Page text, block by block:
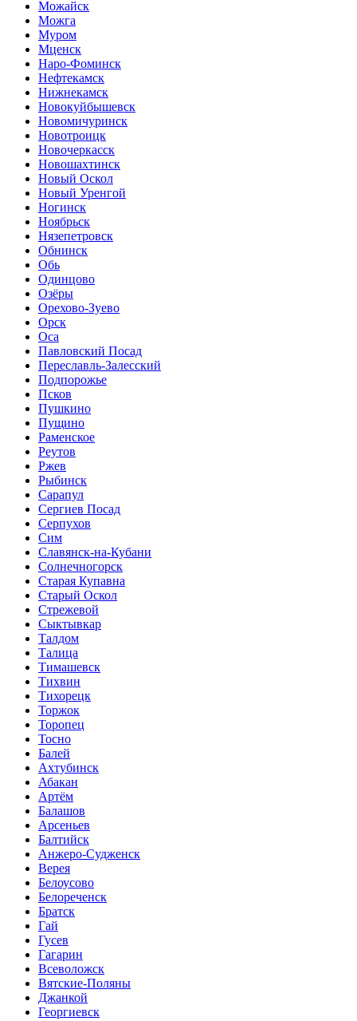
Можайск
Можга
Муром
Мценск
Наро-Фоминск
Нефтекамск
Нижнекамск
Новокуйбышевск
Новомичуринск
Новотроицк
Новочеркасск
Новошахтинск
Новый Оскол
Новый Уренгой
Ногинск
Ноябрьск
Нязепетровск
Обнинск
Обь
Одинцово
Озёры
Орехово-Зуево
Орск
Оса
Павловский Посад
Переславль-Залесский
Подпорожье
Псков
Пушкино
Пущино
Раменское
Реутов
Ржев
Рыбинск
Сарапул
Сергиев Посад
Серпухов
Сим
Славянск-на-Кубани
Солнечногорск
Старая Купавна
Старый Оскол
Стрежевой
Сыктывкар
Талдом
Талица
Тимашевск
Тихвин
Тихорецк
Торжок
Торопец
Тосно
Балей
Ахтубинск
Абакан
Артём
Балашов
Арсеньев
Балтийск
Анжеро-Судженск
Верея
Белоусово
Белореченск
Братск
Гай
Гусев
Гагарин
Всеволожск
Вятские-Поляны
Джанкой
Георгиевск